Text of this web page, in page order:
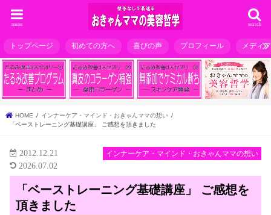
search
menu
トップページ 初めての方へ 喜びの声 プロフィール メディ
HOME
インナーケア・マインド・おきゃんママの想い
「ベーストレーニング基礎講座」 ご感想を頂きました
インナーケア・マインド・おきゃんママの想い
2012.12.21
2026.07.02
「ベーストレーニング基礎講座」 ご感想を
頂きました